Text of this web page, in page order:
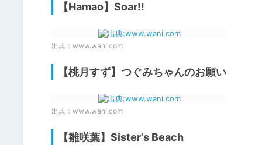
【Hamao】Soar!!
出典： www.wani.com
【桃月すず】つぐみちゃんのお願い
出典： www.wani.com
【雛咲葉】Sister's Beach